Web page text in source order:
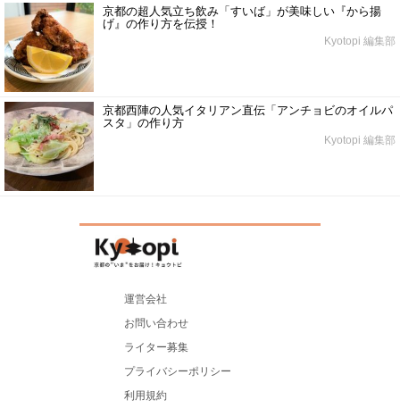
京都の超人気立ち飲み「すいば」が美味しい『から揚
げ』の作り方を伝授！
Kyotopi 編集部
京都西陣の人気イタリアン直伝「アンチョビのオイルパ
スタ」の作り方
Kyotopi 編集部
運営会社
お問い合わせ
ライター募集
プライバシーポリシー
利用規約